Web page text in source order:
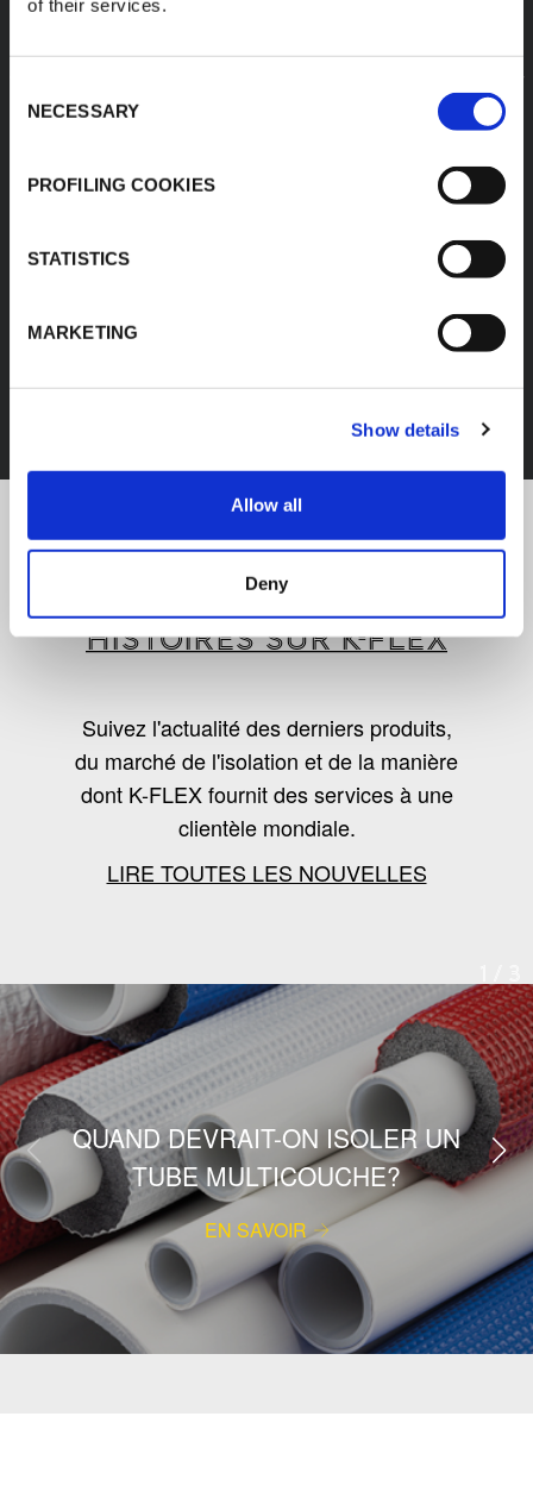
of their services.
Selection
NECESSARY
PROFILING COOKIES
STATISTICS
MARKETING
Show details
Allow all
Deny
DÉCOUVREZ TOUS LES PRODUITS
LES DERNIÈRES
NOUVELLES, TENDANCES ET
HISTOIRES SUR K-FLEX
Suivez l'actualité des derniers produits,
du marché de l'isolation et de la manière
dont K-FLEX fournit des services à une
clientèle mondiale.
LIRE TOUTES LES NOUVELLES
QUAND DEVRAIT-ON ISOLER UN
TUBE MULTICOUCHE?
EN SAVOIR